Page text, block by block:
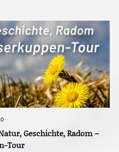
Geschichte, Radom –
Tour